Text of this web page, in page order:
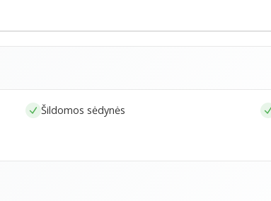
Šildomos sėdynės